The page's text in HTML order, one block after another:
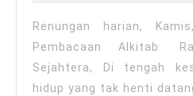
2025
Renungan harian,
Pembacaan Alkitab:
Sejahtera, Di tengah
hidup yang tak henti